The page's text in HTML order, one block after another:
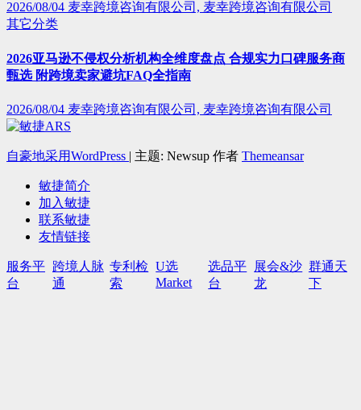
2026/08/04 麦幸跨境咨询有限公司, 麦幸跨境咨询有限公司
其它分类
2026亚马逊不侵权分析机构全维度盘点 合规实力口碑服务商
甄选 附跨境卖家避坑FAQ全指南
2026/08/04 麦幸跨境咨询有限公司, 麦幸跨境咨询有限公司
自豪地采用WordPress | 主题: Newsup 作者 Themeansar
敏捷简介
加入敏捷
联系敏捷
友情链接
服务平
台
跨境人脉
通
专利检
索
U选
Market
选品平
台
展会&沙
龙
群通天
下